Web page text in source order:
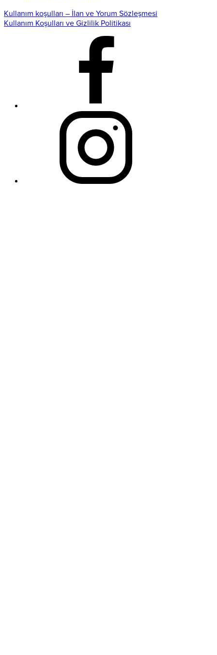
Kullanım koşulları – İlan ve Yorum Sözleşmesi
Kullanım Koşulları ve Gizlilik Politikası